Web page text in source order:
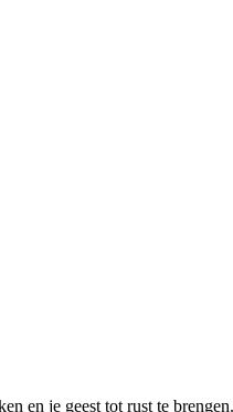
en je geest tot rust te